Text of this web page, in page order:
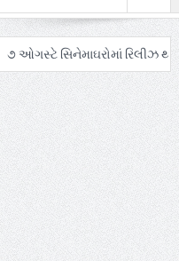
ઓગસ્ટે સિનેમાઘરોમાં રિલીઝ થતી
Zen – Z ના નામે